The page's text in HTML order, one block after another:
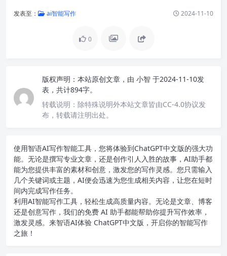
发表至： ai智能写作 2024-11-10
0
版权声明： 本站原创文章，由 小智 于2024-11-10发
表，共计894字。
转载说明： 除特殊说明外本站文章皆由CC-4.0协议发
布，转载请注明出处。
使用智语AI写作智能工具，您将体验到ChatGPT中文版的强大功
能。无论是撰写专业文章，还是创作引人入胜的故事，AI助手都
能为您提供丰富的素材和创意，激发您的写作灵感。您只需输入
几个关键词或主题，AI便会迅速为您生成相关内容，让您在短时
间内完成写作任务。
利用AI智能写作工具，轻松生成高质量内容。无论是文章、博客
还是创意写作，我们的免费 AI 助手都能帮助你提升写作效率，
激发灵感。来智语AI体验 ChatGPT中文版 ，开启你的智能写作
之旅！